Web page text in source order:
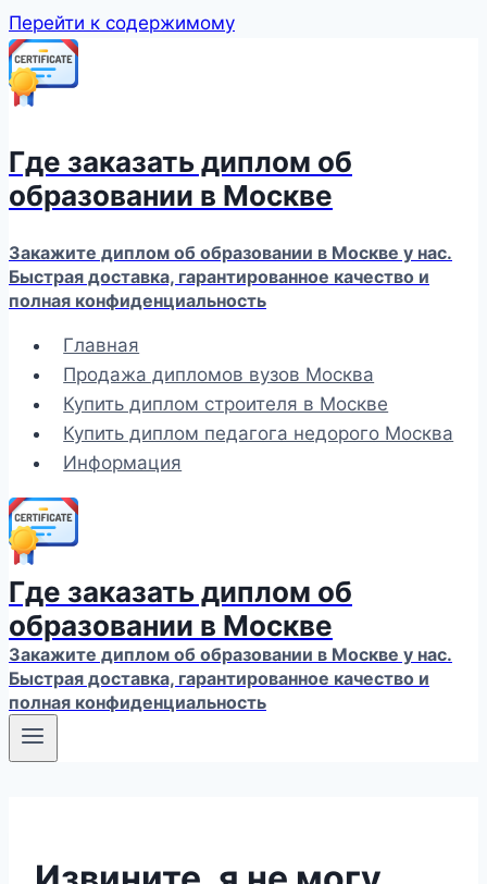
Перейти к содержимому
Где заказать диплом об
образовании в Москве
Закажите диплом об образовании в Москве у нас.
Быстрая доставка, гарантированное качество и
полная конфиденциальность
Главная
Продажа дипломов вузов Москва
Купить диплом строителя в Москве
Купить диплом педагога недорого Москва
Информация
Где заказать диплом об
образовании в Москве
Закажите диплом об образовании в Москве у нас.
Быстрая доставка, гарантированное качество и
полная конфиденциальность